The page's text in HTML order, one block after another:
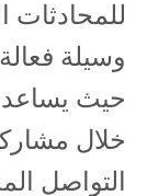
وسيلة
حيث يساعد
خلال
التواصل